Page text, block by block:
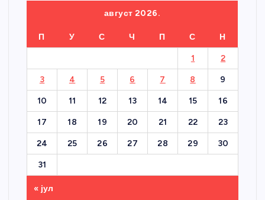
август 2026.
П У С Ч П С Н
1 2
3 4 5 6 7 8 9
10 11 12 13 14 15 16
17 18 19 20 21 22 23
24 25 26 27 28 29 30
31
« јул